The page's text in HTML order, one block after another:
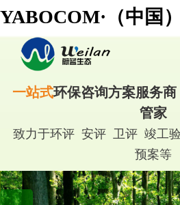
YABOCOM·（中国
一站式环保咨询方案服务
管家
致力于环评 安评 卫评 竣工
预案等